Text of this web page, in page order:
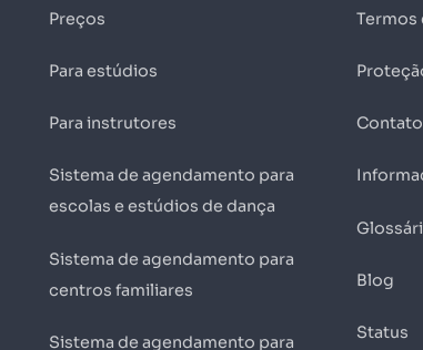
Preços
Para estúdios
Para instrutores
Sistema de agendamento para
escolas e estúdios de dança
Sistema de agendamento para
centros familiares
Sistema de agendamento para
Termos
Contato
Blog
Status